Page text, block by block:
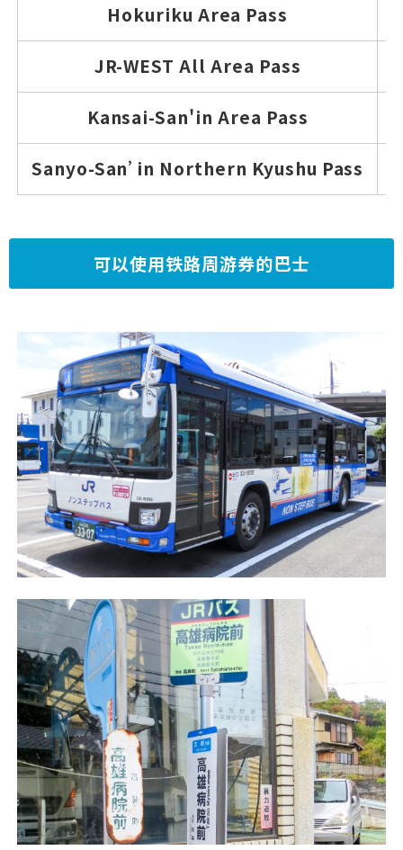
Hokuriku Area Pass
JR-WEST All Area Pass
Kansai-San'in Area Pass
Sanyo-San’in Northern Kyushu Pass
可以使用铁路周游券的巴士